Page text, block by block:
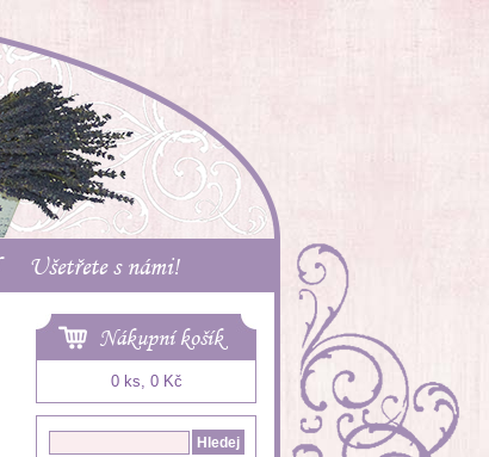
Ušetřete s námi!
Nákupní košík
0 ks, 0 Kč